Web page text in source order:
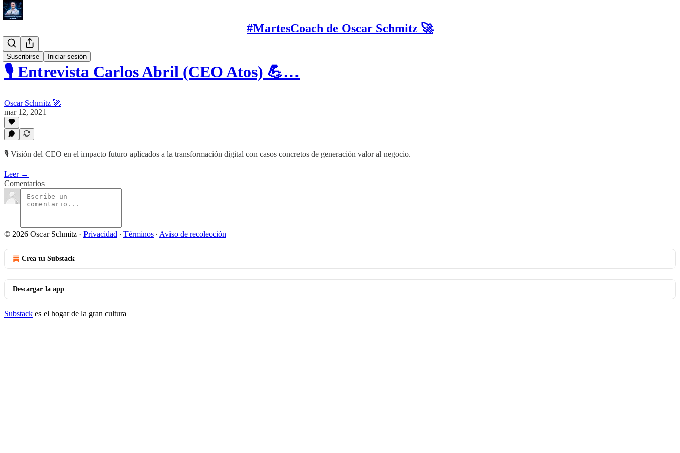
#MartesCoach de Oscar Schmitz 🚀
Suscribirse Iniciar sesión
#Blog
🎙️ Entrevista Carlos Abril (CEO Atos) 💪…
Oscar Schmitz 🚀
mar 12, 2021
🎙️ Visión del CEO en el impacto futuro aplicados a la transformación digital con casos concretos de generación valor al negocio.
Leer →
Comentarios
© 2026 Oscar Schmitz · Privacidad ∙ Términos ∙ Aviso de recolección
Crea tu Substack
Descargar la app
Substack es el hogar de la gran cultura